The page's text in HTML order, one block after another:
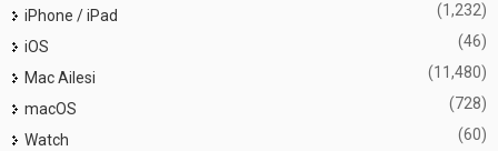
iPhone / iPad
(1,232)
iOS (46)
Mac Ailesi (11,480)
macOS (728)
Watch (60)